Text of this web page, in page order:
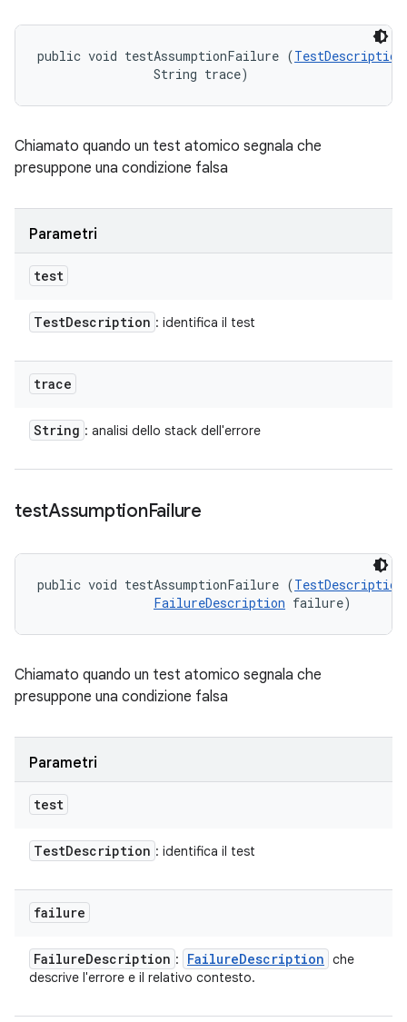
public void testAssumptionFailure (TestDescription
                String trace)
Chiamato quando un test atomico segnala che
presuppone una condizione falsa
Parametri
test
TestDescription : identifica il test
trace
String : analisi dello stack dell'errore
testAssumptionFailure
public void testAssumptionFailure (TestDescription
FailureDescription failure)
Chiamato quando un test atomico segnala che
presuppone una condizione falsa
Parametri
test
TestDescription : identifica il test
failure
FailureDescription : FailureDescription che
descrive l'errore e il relativo contesto.